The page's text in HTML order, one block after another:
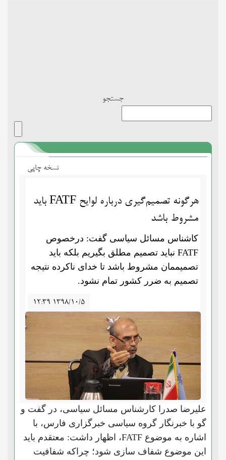
جستجو
نسخه چاپی
هرگونه تصمیم‌گیری درباره لوایح FATF باید
مشروط باشد
کاشناس مسائل سیاسی گفت: درخصوص
FATF نباید تصمیم مطلق بگیریم بلکه باید
تصمیممان مشروط باشد تا خدای ناکرده نتیجه
تصمیم به ضرر کشور تمام نشود.
۱۲:۳۹ ۱۳۹۸/۱۰/۵
علیرضا صدرا کارشناس مسائل سیاسی، در گفت و
گو با خبرنگار گروه سیاسی خبرگزاری فارس، با
اشاره به موضوع FATF، اظهار داشت: معتقدم باید
این موضوع شفاف سازی شود؛ چراکه شفافیت